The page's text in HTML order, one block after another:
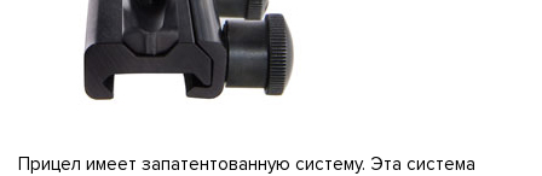
Прицел имеет запатентованную систему. Эта система